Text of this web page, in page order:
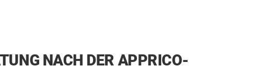
NACH DER APPRICO-